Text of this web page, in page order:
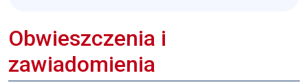
Obwieszczenia i
zawiadomienia